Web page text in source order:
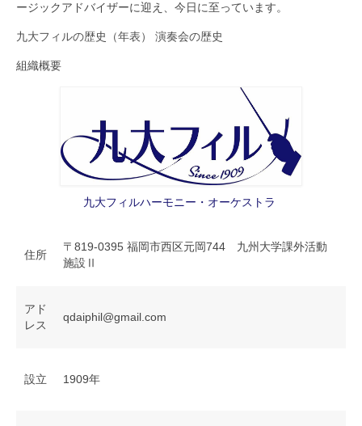
ージックアドバイザーに迎え、今日に至っています。
九大フィルの歴史（年表） 演奏会の歴史
組織概要
九大フィルハーモニー・オーケストラ
住所
〒819-0395 福岡市西区元岡744 九州大学課外活動
施設Ⅱ
アド
レス
qdaiphil@gmail.com
設立 1909年